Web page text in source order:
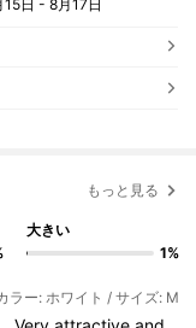
15日 - 8月17日
もっと見る
大きい
1%
ラー: ホワイト / サイズ: M